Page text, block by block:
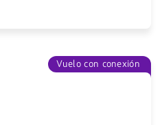
Vuelo con conexión